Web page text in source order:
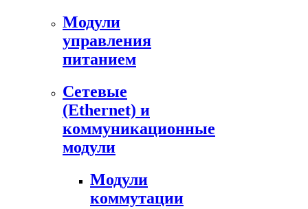
Модули
управления
питанием
Сетевые
(Ethernet) и
коммуникационные
модули
Модули
коммутации